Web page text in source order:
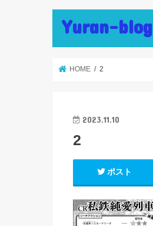
Yuran-blog
HOME 2
2023.11.10
2
ポスト